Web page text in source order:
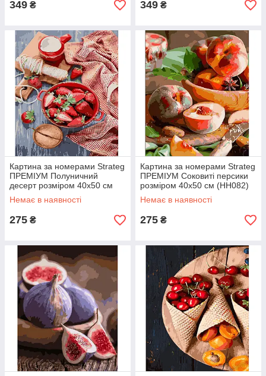
349 ₴ 349 ₴
Картина за номерами Strateg
ПРЕМІУМ Полуничний
десерт розміром 40х50 см
(HH020)
Немає в наявності
275 ₴
Картина за номерами Strateg
ПРЕМІУМ Соковиті персики
розміром 40х50 см (HH082)
Немає в наявності
275 ₴